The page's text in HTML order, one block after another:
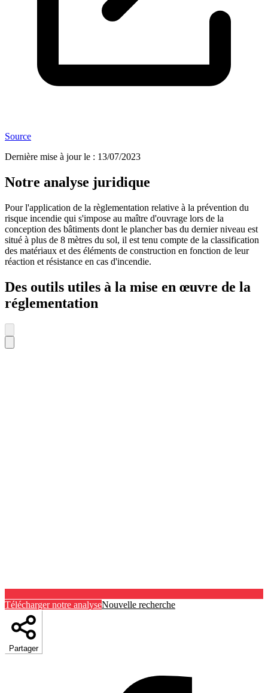
Source
Dernière mise à jour le : 13/07/2023
Notre analyse juridique
Pour l'application de la règlementation relative à la prévention du
risque incendie qui s'impose au maître d'ouvrage lors de la
conception des bâtiments dont le plancher bas du dernier niveau est
situé à plus de 8 mètres du sol, il est tenu compte de la classification
des matériaux et des éléments de construction en fonction de leur
réaction et résistance en cas d'incendie.
Des outils utiles à la mise en œuvre de la
réglementation
Télécharger notre analyseNouvelle recherche
Partager